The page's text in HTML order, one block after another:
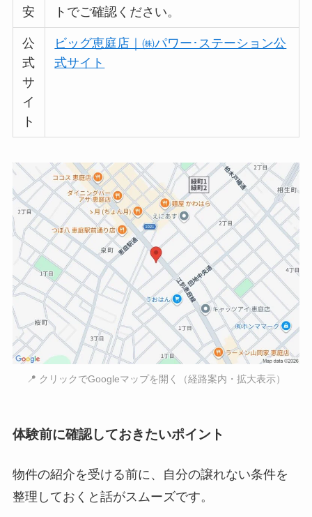
安
トでご確認ください。
公
式
サ
イ
ト
ビッグ恵庭店｜㈱パワー･ステーション公
式サイト
📍 クリックでGoogleマップを開く（経路案内・拡大表示）
体験前に確認しておきたいポイント
物件の紹介を受ける前に、自分の譲れない条件を
整理しておくと話がスムーズです。